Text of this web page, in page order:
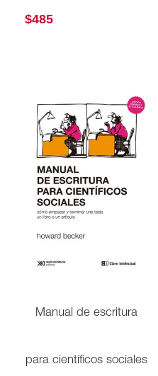
$485
Manual de escritura
para científicos sociales